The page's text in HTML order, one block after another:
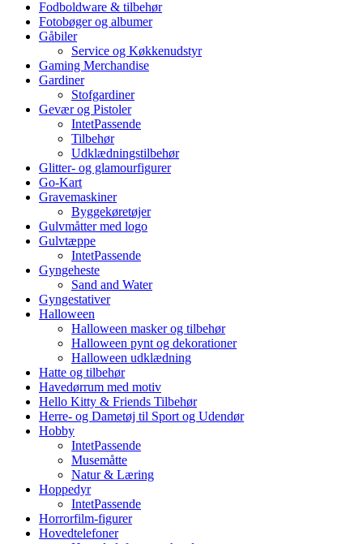
Fodboldware & tilbehør
Fotobøger og albumer
Gåbiler
Service og Køkkenudstyr
Gaming Merchandise
Gardiner
Stofgardiner
Gevær og Pistoler
IntetPassende
Tilbehør
Udklædningstilbehør
Glitter- og glamourfigurer
Go-Kart
Gravemaskiner
Byggekøretøjer
Gulvmåtter med logo
Gulvtæppe
IntetPassende
Gyngeheste
Sand and Water
Gyngestativer
Halloween
Halloween masker og tilbehør
Halloween pynt og dekorationer
Halloween udklædning
Hatte og tilbehør
Havedørrum med motiv
Hello Kitty & Friends Tilbehør
Herre- og Dametøj til Sport og Udendør
Hobby
IntetPassende
Musemåtte
Natur & Læring
Hoppedyr
IntetPassende
Horrorfilm-figurer
Hovedtelefoner